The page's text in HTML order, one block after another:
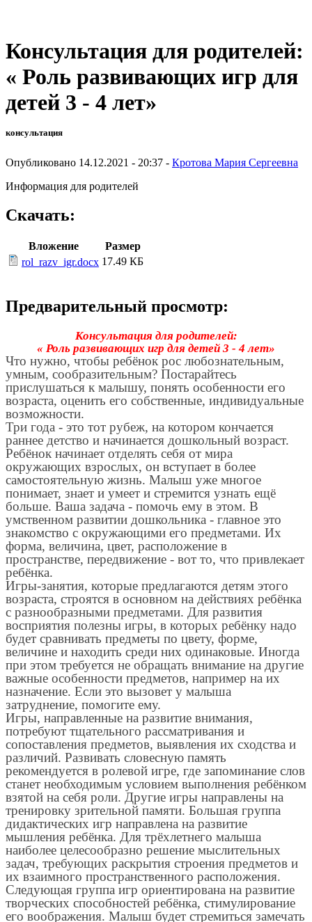
Консультация для родителей:
« Роль развивающих игр для
детей 3 - 4 лет»
консультация
Опубликовано 14.12.2021 - 20:37 - Кротова Мария Сергеевна
Информация для родителей
Скачать:
Вложение
Размер
rol_razv_igr.docx 17.49 КБ
Предварительный просмотр:
Консультация для родителей:
« Роль развивающих игр для детей 3 - 4 лет»
Что нужно, чтобы ребёнок рос любознательным,
умным, сообразительным? Постарайтесь
прислушаться к малышу, понять особенности его
возраста, оценить его собственные, индивидуальные
возможности.
Три года - это тот рубеж, на котором кончается
раннее детство и начинается дошкольный возраст.
Ребёнок начинает отделять себя от мира
окружающих взрослых, он вступает в более
самостоятельную жизнь. Малыш уже многое
понимает, знает и умеет и стремится узнать ещё
больше. Ваша задача - помочь ему в этом. В
умственном развитии дошкольника - главное это
знакомство с окружающими его предметами. Их
форма, величина, цвет, расположение в
пространстве, передвижение - вот то, что привлекает
ребёнка.
Игры-занятия, которые предлагаются детям этого
возраста, строятся в основном на действиях ребёнка
с разнообразными предметами. Для развития
восприятия полезны игры, в которых ребёнку надо
будет сравнивать предметы по цвету, форме,
величине и находить среди них одинаковые. Иногда
при этом требуется не обращать внимание на другие
важные особенности предметов, например на их
назначение. Если это вызовет у малыша
затруднение, помогите ему.
Игры, направленные на развитие внимания,
потребуют тщательного рассматривания и
сопоставления предметов, выявления их сходства и
различий. Развивать словесную память
рекомендуется в ролевой игре, где запоминание слов
станет необходимым условием выполнения ребёнком
взятой на себя роли. Другие игры направлены на
тренировку зрительной памяти. Большая группа
дидактических игр направлена на развитие
мышления ребёнка. Для трёхлетнего малыша
наиболее целесообразно решение мыслительных
задач, требующих раскрытия строения предметов и
их взаимного пространственного расположения.
Следующая группа игр ориентирована на развитие
творческих способностей ребёнка, стимулирование
его воображения. Малыш будет стремиться замечать